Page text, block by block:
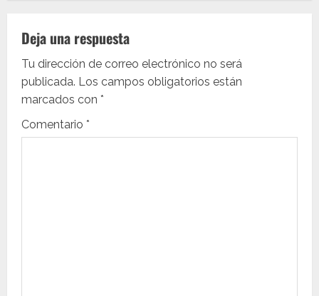
c
i
ó
n
Deja una respuesta
Tu dirección de correo electrónico no será
publicada. Los campos obligatorios están
marcados con *
Comentario *